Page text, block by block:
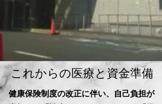
これからの医療と資金準備
健康保険制度の改正に伴い、自己負担が